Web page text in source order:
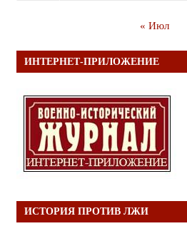
« Июл
ИНТЕРНЕТ-ПРИЛОЖЕНИЕ
ИСТОРИЯ ПРОТИВ ЛЖИ